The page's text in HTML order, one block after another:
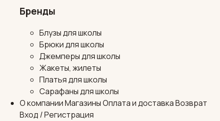
Бренды
Блузы для школы
Брюки для школы
Джемперы для школы
Жакеты, жилеты
Платья для школы
Сарафаны для школы
О компанииМагазиныОплата и доставкаВозврат
Вход / Регистрация